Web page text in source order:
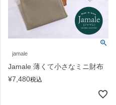
jamale
Jamale 薄くて小さなミニ財布
¥7,480税込